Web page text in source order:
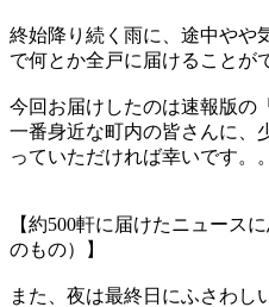
終始降り続く雨に、途中やや
で何とか全戸に届けることが
今回お届けしたのは速報版の
一番身近な町内の皆さんに、
っていただければ幸いです。。
【約500軒に届けたニュース
のもの）】
また、夜は最終日にふさわし